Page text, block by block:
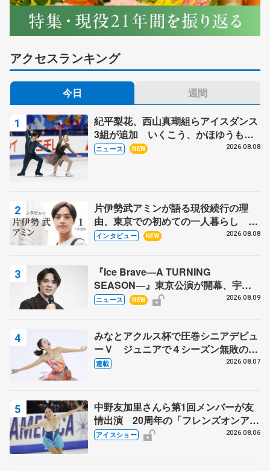
アクセスランキング
今日 週間
紀平梨花、西山真瑚組らアイスダンス
3組が追加 いくこう、かほゆうも、
木下グループ杯
ニュース NEW 2026.08.08
片伊勢武アミンが語る現役続行の理
由、東京での初めての一人暮らし 注
目スケーターの「今」に迫る
インタビュー NEW 2026.08.08
『Ice Brave―A TURNING
SEASON―』東京公演が開幕、宇野
昌磨の『Ice Brave』にかける思いを
ニュース NEW 2026.08.09
みなとアクルス杯で圧巻シニアデビュ
ーＶ ジュニアで４シーズン無敗の島
田麻央
連載 2026.08.07
中野友加里さんら第1回メンバーが友
情出演 20周年の「フレンズオンアイ
ス」 宮本賢二さん、有川梨絵さん、
アイスショー 2026.08.06